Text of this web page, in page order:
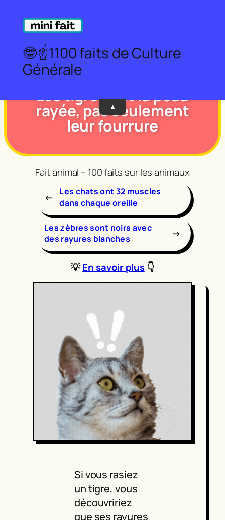
🤓☝️1100 faits de Culture
Générale
▼
contenu
Les tigres ont la peau
rayée, pas seulement
leur fourrure
Fait animal – 100 faits sur les animaux
←
Les chats ont 32 muscles
dans chaque oreille
Les zèbres sont noirs avec
des rayures blanches
→
💡En savoirplus👇
Si vous rasiez
un tigre, vous
découvririez
que ses rayures